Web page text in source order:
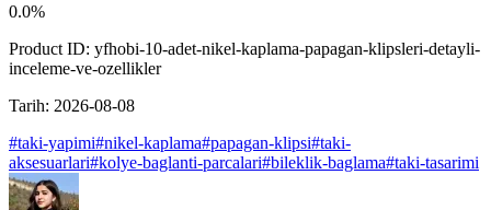
0.0%
Product ID: yfhobi-10-adet-nikel-kaplama-papagan-klipsleri-detayli-
inceleme-ve-ozellikler
Tarih: 2026-08-08
#taki-yapimi#nikel-kaplama#papagan-klipsi#taki-
aksesuarlari#kolye-baglanti-parcalari#bileklik-baglama#taki-tasarimi